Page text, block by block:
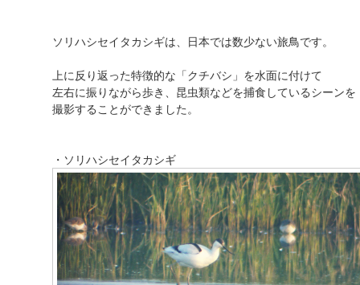
ソリハシセイタカシギは、日本では数少ない旅鳥です。
上に反り返った特徴的な「クチバシ」を水面に付けて
左右に振りながら歩き、昆虫類などを捕食しているシーンを
撮影することができました。
・ソリハシセイタカシギ